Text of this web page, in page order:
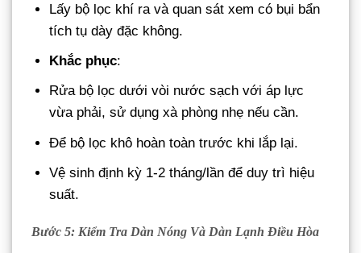
Lấy bộ lọc khí ra và quan sát xem có bụi bẩn
tích tụ dày đặc không.
Khắc phục:
Rửa bộ lọc dưới vòi nước sạch với áp lực
vừa phải, sử dụng xà phòng nhẹ nếu cần.
Để bộ lọc khô hoàn toàn trước khi lắp lại.
Vệ sinh định kỳ 1-2 tháng/lần để duy trì hiệu
suất.
Bước 5: Kiểm Tra Dàn Nóng Và Dàn Lạnh Điều Hòa